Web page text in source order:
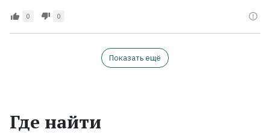
0 0
Показать ещё
Где найти